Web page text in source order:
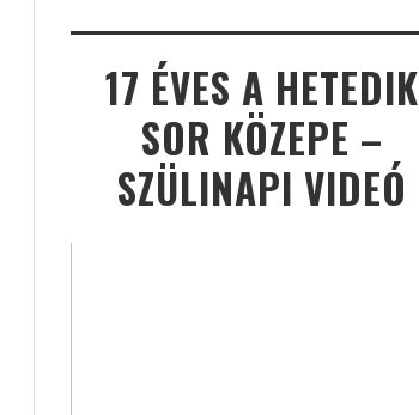
17 ÉVES A HETEDIK
SOR KÖZEPE –
SZÜLINAPI VIDEÓ